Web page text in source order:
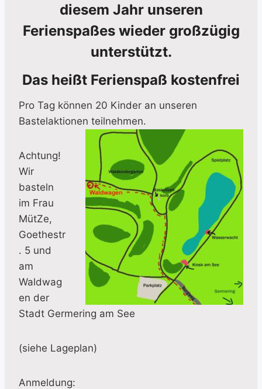
diesem Jahr unseren
Ferienspaßes wieder großzügig
unterstützt.
Das heißt Ferienspaß kostenfrei
Pro Tag können 20 Kinder an unseren
Bastelaktionen teilnehmen.
Achtung!
Wir
basteln
im Frau
MütZe,
Goethestr
. 5 und
am
Waldwag
en der
Stadt Germering am See
(siehe Lageplan)
Anmeldung: